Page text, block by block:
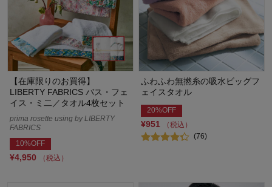
【在庫限りのお買得】
LIBERTY FABRICS バス・フェ
イス・ミ二／タオル4枚セット
prima rosette using by LIBERTY
FABRICS
10%OFF
¥4,950 （税込）
ふわふわ無撚糸の吸水ビッグフ
ェイスタオル
20%OFF
¥951
（税込）
(76)